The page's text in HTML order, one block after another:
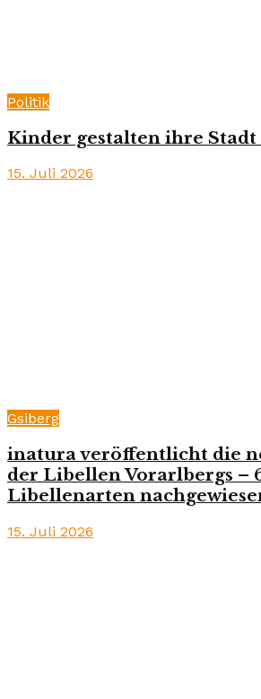
Politik
Kinder gestalten ihre
15. Juli 2026
Gsiberg
inatura veröffentlicht die
der Libellen Vorarlbergs –
Libellenarten
15. Juli 2026